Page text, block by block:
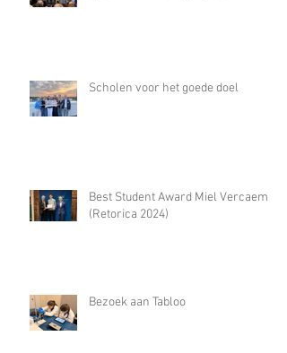
Scholen voor het goede doel
Best Student Award Miel Vercaemst
(Retorica 2024)
Bezoek aan Tabloo